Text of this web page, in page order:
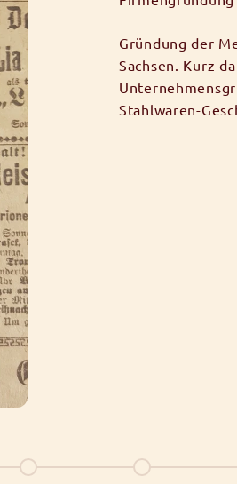
Gründung der
Sachsen. Kurz
Stahlwaren-
4Gehe zu Element 5Gehe zu